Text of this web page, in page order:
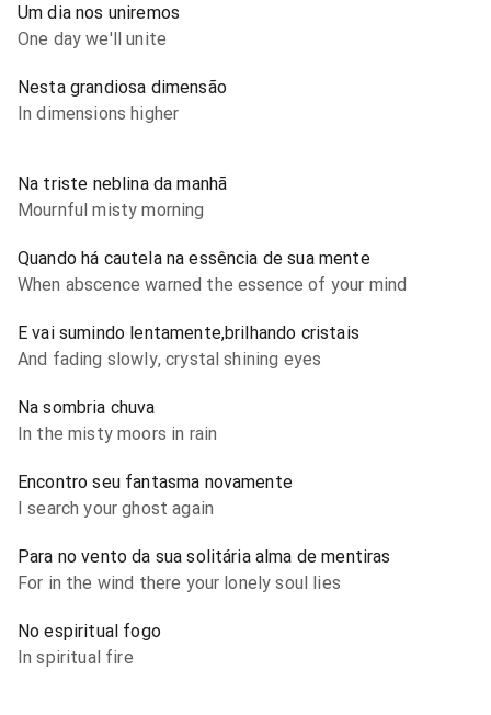
Um dia nos uniremos
One day we'll unite
Nesta grandiosa dimensão
In dimensions higher
Na triste neblina da manhã
Mournful misty morning
Quando há cautela na essência de sua mente
When abscence warned the essence of your mind
E vai sumindo lentamente,brilhando cristais
And fading slowly, crystal shining eyes
Na sombria chuva
In the misty moors in rain
Encontro seu fantasma novamente
I search your ghost again
Para no vento da sua solitária alma de mentiras
For in the wind there your lonely soul lies
No espiritual fogo
In spiritual fire